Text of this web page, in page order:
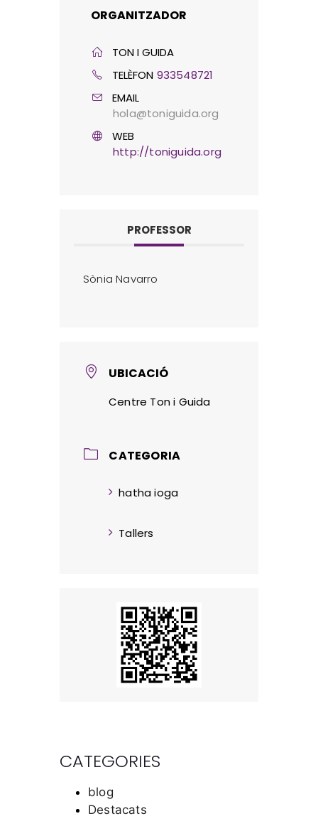
ORGANITZADOR
TON I GUIDA
TELÈFON 933548721
EMAIL
hola@toniguida.org
WEB
http://toniguida.org
PROFESSOR
Sònia Navarro
UBICACIÓ
Centre Ton i Guida
CATEGORIA
hatha ioga
Tallers
CATEGORIES
blog
Destacats